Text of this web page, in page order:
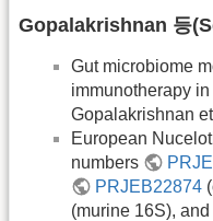
Gopalakrishnan 등
Gut microbiome
immunotherapy
Gopalakrishnan
European
numbers
PRJEB22874
(murine 16S), and